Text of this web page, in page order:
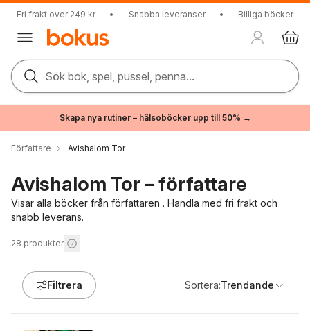
Fri frakt över 249 kr • Snabba leveranser • Billiga böcker
Sök bok, spel, pussel, penna...
Skapa nya rutiner – hälsoböcker upp till 50% →
Författare Avishalom Tor
Avishalom Tor – författare
Visar alla böcker från författaren . Handla med fri frakt och
snabb leverans.
28 produkter
Filtrera Sortera:Trendande